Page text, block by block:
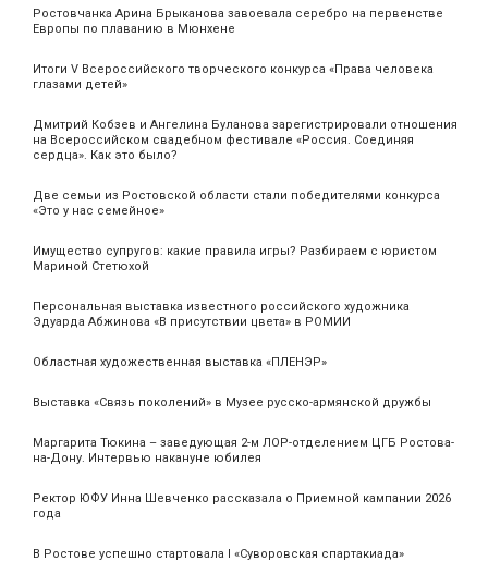
Ростовчанка Арина Брыканова завоевала серебро на первенстве
Европы по плаванию в Мюнхене
Итоги V Всероссийского творческого конкурса «Права человека
глазами детей»
Дмитрий Кобзев и Ангелина Буланова зарегистрировали отношения
на Всероссийском свадебном фестивале «Россия. Соединяя
сердца». Как это было?
Две семьи из Ростовской области стали победителями конкурса
«Это у нас семейное»
Имущество супругов: какие правила игры? Разбираем с юристом
Мариной Стетюхой
Персональная выставка известного российского художника
Эдуарда Абжинова «В присутствии цвета» в РОМИИ
Областная художественная выставка «ПЛЕНЭР»
Выставка «Связь поколений» в Музее русско-армянской дружбы
Маргарита Тюкина – заведующая 2-м ЛОР-отделением ЦГБ Ростова-
на-Дону. Интервью накануне юбилея
Ректор ЮФУ Инна Шевченко рассказала о Приемной кампании 2026
года
В Ростове успешно стартовала I «Суворовская спартакиада»